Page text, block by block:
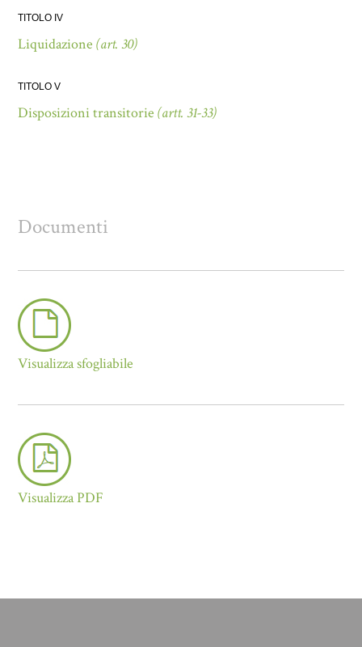
TITOLO IV
Liquidazione (art. 30)
TITOLO V
Disposizioni transitorie(artt. 31-33)
Documenti
Visualizza sfogliabile
Visualizza PDF